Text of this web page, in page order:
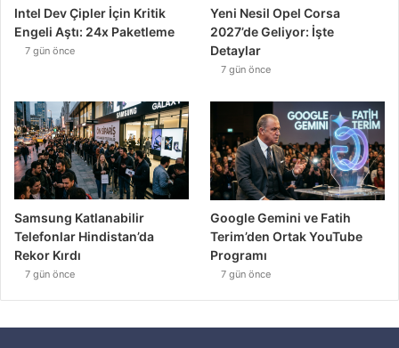
Intel Dev Çipler İçin Kritik
Engeli Aştı: 24x Paketleme
7 gün önce
Yeni Nesil Opel Corsa
2027’de Geliyor: İşte
Detaylar
7 gün önce
Samsung Katlanabilir
Telefonlar Hindistan’da
Rekor Kırdı
7 gün önce
Google Gemini ve Fatih
Terim’den Ortak YouTube
Programı
7 gün önce